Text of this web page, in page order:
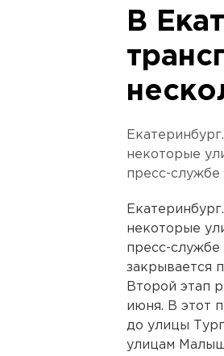
В
некоторые
пресс-
некоторые
пресс-
закрывается
Второй этап
июня. В этот
до улицы
улицам